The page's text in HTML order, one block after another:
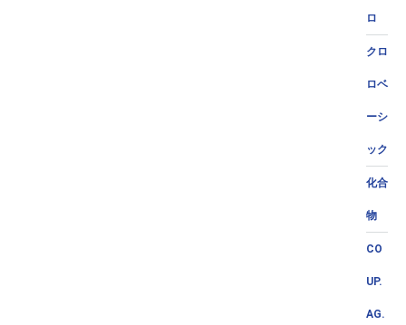
ロ
クロ
ロベ
ーシ
ック
化合
物
CO
UP.
AG.